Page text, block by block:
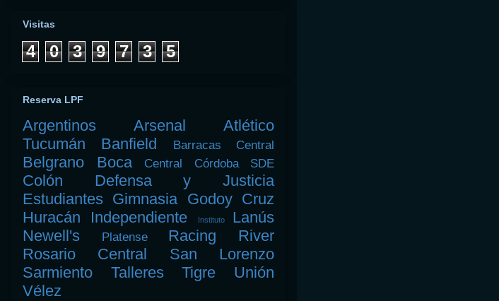
Visitas
4 0 3 9 7 3 5
Reserva LPF
Argentinos Arsenal
Atlético
Tucumán
Banfield Barracas Central
Belgrano Boca Central Córdoba SDE
Colón
Defensa y Justicia
Estudiantes Gimnasia Godoy Cruz
Huracán
Independiente Instituto
Lanús
Newell's
Platense Racing
River
Rosario Central
San Lorenzo
Sarmiento
Talleres Tigre
Unión
Vélez